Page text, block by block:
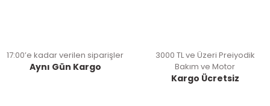
17:00’e kadar verilen siparişler
Aynı Gün Kargo
3000 TL ve Üzeri Preiyodik
Bakım ve Motor
Kargo Ücretsiz